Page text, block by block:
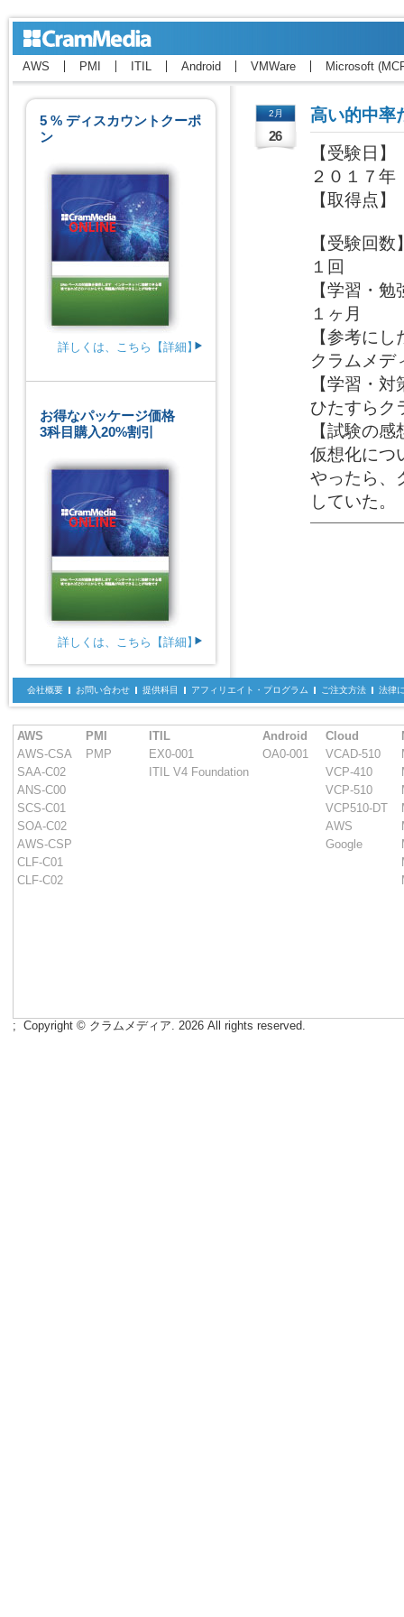
AWS PMI ITIL Android VMWare Microsoft
5 % ディスカウントクーポ
ン
詳しくは、こちら【詳細】
お得なパッケージ価格
3科目購入20%割引
詳しくは、こちら【詳細】
2月
26
高い的中率
【受験日】
２０１７年
【取得点】
【受験回数
１回
【学習・
１ヶ月
【参考に
クラムメデ
【学習・
ひたすらク
【試験の感
仮想化につ
やったら、
していた。
会社概要 お問い合わせ 提供科目 アフィリエイト・プログラム ご注文方法 法律
AWS
AWS-CSA
SAA-C02
ANS-C00
SCS-C01
SOA-C02
AWS-CSP
CLF-C01
CLF-C02
PMI
PMP
ITIL
EX0-001
ITIL V4 Foundation
Android
OA0-001
Cloud
VCAD-510
VCP-410
VCP-510
VCP510-DT
AWS
Google
; Copyright © クラムメディア. 2026 All rights reserved.